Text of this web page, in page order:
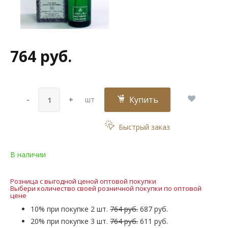
764 руб.
- + шт Купить
Быстрый заказ
В наличии
Розница с выгодной ценой оптовой покупки
Выбери количество своей розничной покупки по оптовой
цене
10% при покупке 2 шт. 764 руб. 687 руб.
20% при покупке 3 шт. 764 руб. 611 руб.